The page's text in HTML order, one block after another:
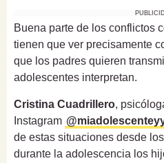
Buena parte de los conflictos
tienen que ver precisamente
que los padres quieren
adolescentes interpretan.
Cristina Cuadrillero,
Instagram
de estas situaciones desde
durante la adolescencia los